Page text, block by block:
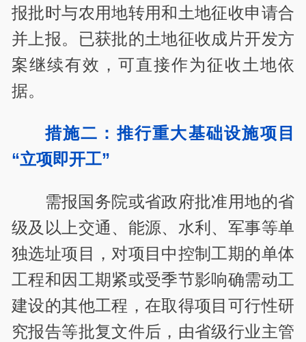
报批时与农用地转用和土地征收申请合
并上报。已获批的土地征收成片开发方
案继续有效，可直接作为征收土地依
据。
措施二：推行重大基础设施项目
“立项即开工”
需报国务院或省政府批准用地的省
级及以上交通、能源、水利、军事等单
独选址项目，对项目中控制工期的单体
工程和因工期紧或受季节影响确需动工
建设的其他工程，在取得项目可行性研
究报告等批复文件后，由省级行业主管